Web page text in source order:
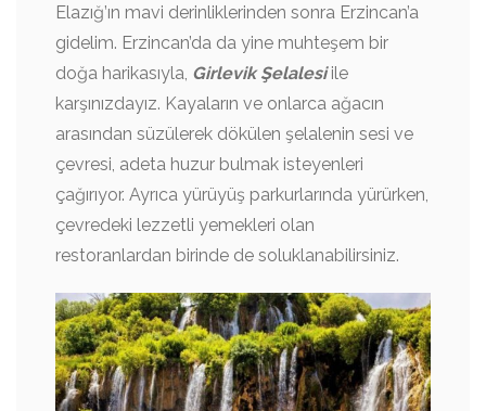
Elazığ’ın mavi derinliklerinden sonra Erzincan’a
gidelim. Erzincan’da da yine muhteşem bir
doğa harikasıyla, Girlevik Şelalesiile
karşınızdayız. Kayaların ve onlarca ağacın
arasından süzülerek dökülen şelalenin sesi ve
çevresi, adeta huzur bulmak isteyenleri
çağırıyor. Ayrıca yürüyüş parkurlarında yürürken,
çevredeki lezzetli yemekleri olan
restoranlardan birinde de soluklanabilirsiniz.